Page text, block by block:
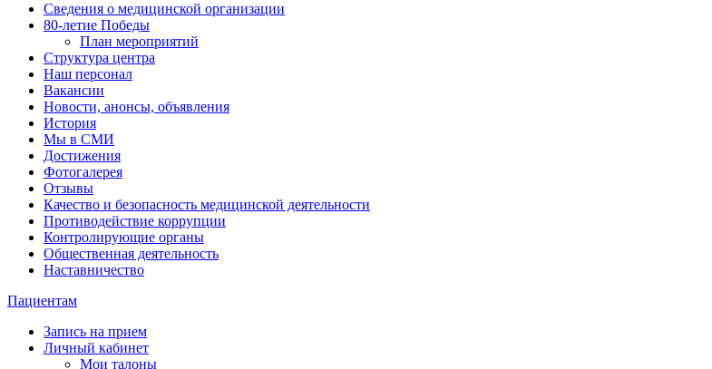
Сведения о медицинской организации
80-летие Победы
План мероприятий
Структура центра
Наш персонал
Вакансии
Новости, анонсы, объявления
История
Мы в СМИ
Достижения
Фотогалерея
Отзывы
Качество и безопасность медицинской деятельности
Противодействие коррупции
Контролирующие органы
Общественная деятельность
Наставничество
Пациентам
Запись на прием
Личный кабинет
Мои талоны